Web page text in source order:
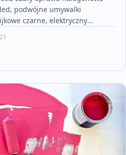
podwójne umywalki
czarne, elektryczny